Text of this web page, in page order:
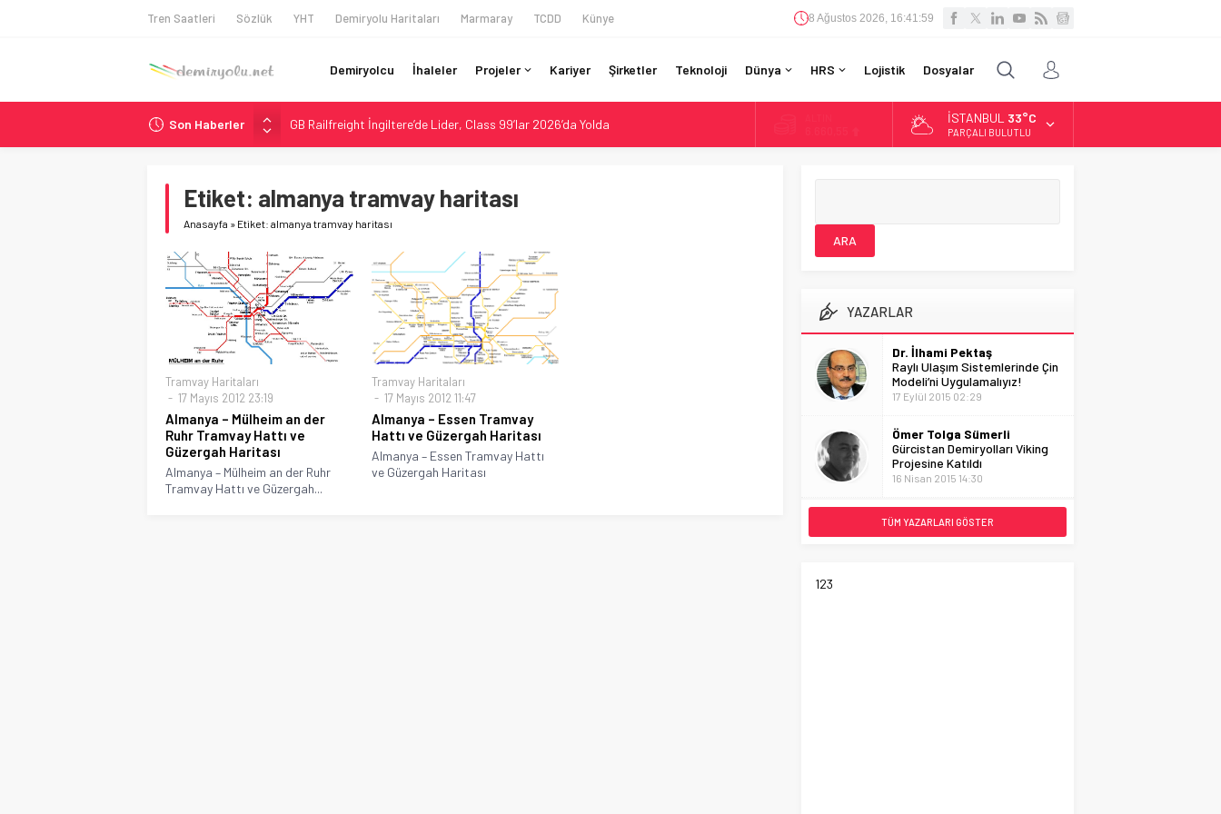
Tren Saatleri Sözlük YHT Demiryolu Haritaları Marmaray TCDD Künye 8 Ağustos 2026, 16:42:00
Demiryolcu İhaleler Projeler Kariyer Şirketler Teknoloji Dünya HRS Lojistik Dosyalar
Son Haberler
GB Railfreight İngiltere’de Lider, Class 99’lar 2026’da Yolda
İngiltere Demiryolunda Tarihi Entegrasyon: GBR Anglia Resmen Başladı
ÖBB ve RFI’dan Brenner’da 15 Günlük Bakım: Tren Seferleri Duruyor
DB Modernizasyon Programı: 70. İstasyona Ulaşıldı
47,7111
EURO
İSTANBUL 33°C
PARÇALI BULUTLU
Etiket: almanya tramvay haritası
Anasayfa » Etiket: almanya tramvay haritası
Tramvay Haritaları
17 Mayıs 2012 23:19
Almanya – Mülheim an der
Ruhr Tramvay Hattı ve
Güzergah Haritası
Almanya – Mülheim an der Ruhr
Tramvay Hattı ve Güzergah...
Tramvay Haritaları
17 Mayıs 2012 11:47
Almanya – Essen Tramvay
Hattı ve Güzergah Haritası
Almanya – Essen Tramvay Hattı
ve Güzergah Haritası
YAZARLAR
Dr. İlhami Pektaş
Raylı Ulaşım Sistemlerinde Çin
Modeli’ni Uygulamalıyız!
17 Eylül 2015 02:29
Ömer Tolga Sümerli
Gürcistan Demiryolları Viking
Projesine Katıldı
16 Nisan 2015 14:30
TÜM YAZARLARI GÖSTER
123